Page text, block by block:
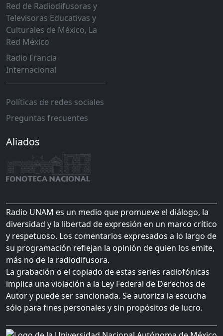
Red de Radiodifusoras y
Televisoras Educativas y
Culturales de México, La
Red México
Radio Francia
Internacional
Políticas de redes sociales
Preguntas frecuentes
Aliados
Radio UNAM es un medio que promueve el diálogo, la
diversidad y la libertad de expresión en un marco crítico
y respetuoso. Los comentarios expresados a lo largo de
su programación reflejan la opinión de quien los emite,
más no de la radiodifusora.
La grabación o el copiado de estas series radiofónicas
implica una violación a la Ley Federal de Derechos de
Autor y puede ser sancionada. Se autoriza la escucha
sólo para fines personales y sin propósitos de lucro.